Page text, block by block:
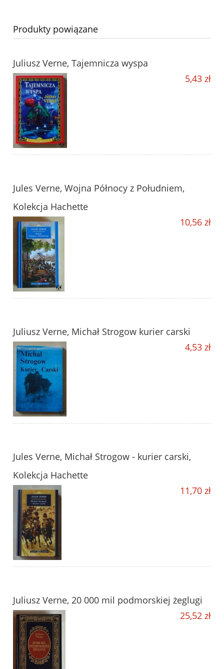
Produkty powiązane
Juliusz Verne, Tajemnicza wyspa
5,43 zł
Jules Verne, Wojna Północy z Południem,
Kolekcja Hachette
10,56 zł
Juliusz Verne, Michał Strogow kurier carski
4,53 zł
Jules Verne, Michał Strogow - kurier carski,
Kolekcja Hachette
11,70 zł
Juliusz Verne, 20 000 mil podmorskiej żeglugi
25,52 zł